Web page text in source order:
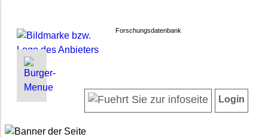
Forschungsdatenbank
INFORMATIONEN | SUCHEN
Forscherinnen und Forscher
LOGIN
Login